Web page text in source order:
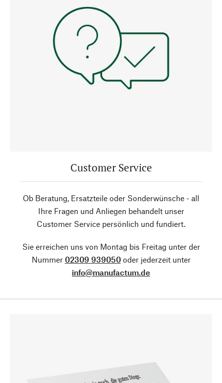
Customer Service
Ob Beratung, Ersatzteile oder Sonderwünsche - all
Ihre Fragen und Anliegen behandelt unser
Customer Service persönlich und fundiert.
Sie erreichen uns von Montag bis Freitag unter der
Nummer 02309 939050oder jederzeit unter
info@manufactum.de